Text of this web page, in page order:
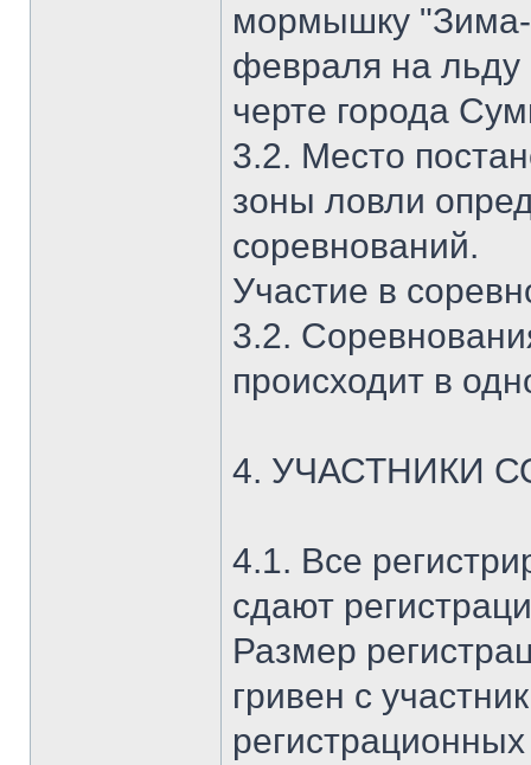
мормышку "Зима-
февраля на льду
черте города
3.2. Место
зоны ловли
соревнований.
Участие в
3.2.
происходит в
4. УЧАСТНИКИ
4.1. Все
сдают
Размер
гривен с